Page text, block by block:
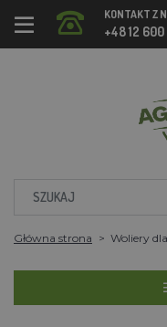
KONTAKT Z
+48 12
Główna strona Woliery